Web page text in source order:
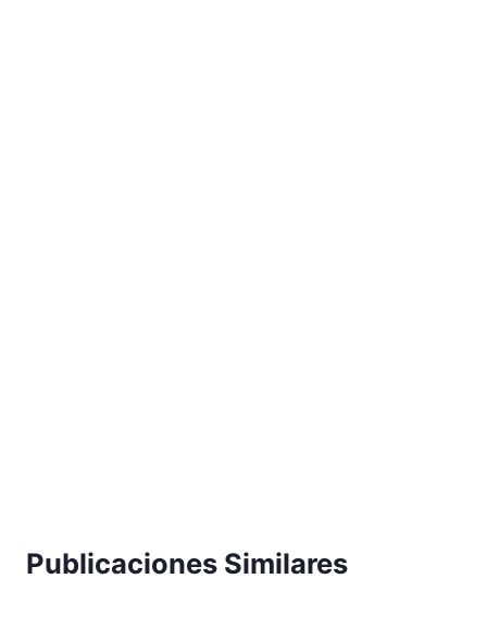
Publicaciones Similares